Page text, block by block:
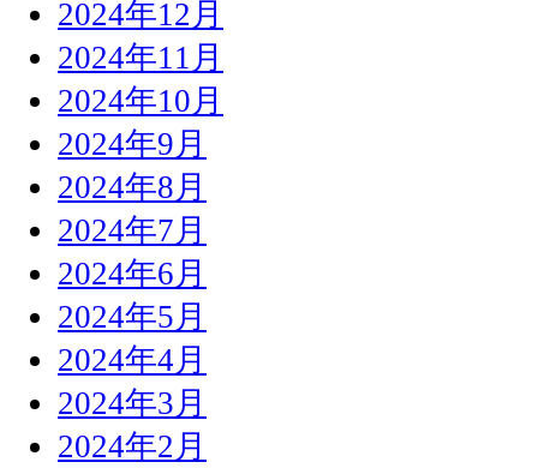
2024年12月
2024年11月
2024年10月
2024年9月
2024年8月
2024年7月
2024年6月
2024年5月
2024年4月
2024年3月
2024年2月